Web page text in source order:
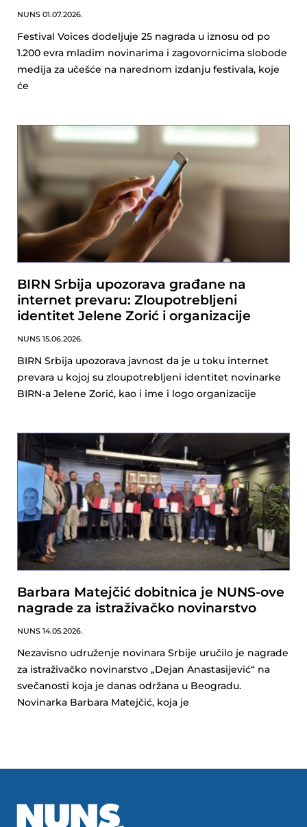
NUNS 01.07.2026.
Festival Voices dodeljuje 25 nagrada u iznosu od po
1.200 evra mladim novinarima i zagovornicima slobode
medija za učešće na narednom izdanju festivala, koje
će
BIRN Srbija upozorava građane na
internet prevaru: Zloupotrebljeni
identitet Jelene Zorić i organizacije
NUNS 15.06.2026.
BIRN Srbija upozorava javnost da je u toku internet
prevara u kojoj su zloupotrebljeni identitet novinarke
BIRN-a Jelene Zorić, kao i ime i logo organizacije
Barbara Matejčić dobitnica je NUNS-ove
nagrade za istraživačko novinarstvo
NUNS 14.05.2026.
Nezavisno udruženje novinara Srbije uručilo je nagrade
za istraživačko novinarstvo „Dejan Anastasijević“ na
svečanosti koja je danas održana u Beogradu.
Novinarka Barbara Matejčić, koja je